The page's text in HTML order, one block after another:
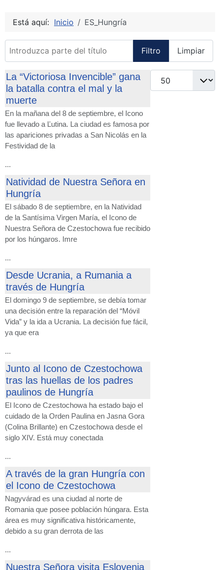
Está aquí: Inicio ES_Hungría
Introduzca parte del título
Filtro Limpiar
Cantidad
La “Victoriosa Invencible” gana
la batalla contra el mal y la
muerte
En la mañana del 8 de septiembre, el Icono
fue llevado a Ľutina. La ciudad es famosa por
las apariciones privadas a San Nicolás en la
Festividad de la
...
Natividad de Nuestra Señora en
Hungría
El sábado 8 de septiembre, en la Natividad
de la Santísima Virgen María, el Icono de
Nuestra Señora de Czestochowa fue recibido
por los húngaros. Imre
...
Desde Ucrania, a Rumania a
través de Hungría
El domingo 9 de septiembre, se debía tomar
una decisión entre la reparación del “Móvil
Vida” y la ida a Ucrania. La decisión fue fácil,
ya que era
...
Junto al Icono de Czestochowa
tras las huellas de los padres
paulinos de Hungría
El Icono de Czestochowa ha estado bajo el
cuidado de la Orden Paulina en Jasna Gora
(Colina Brillante) en Czestochowa desde el
siglo XIV. Está muy conectada
...
A través de la gran Hungría con
el Icono de Czestochowa
Nagyvárad es una ciudad al norte de
Romania que posee población húngara. Esta
área es muy significativa históricamente,
debido a su gran derrota de las
...
Nuestra Señora visita Eslovenia